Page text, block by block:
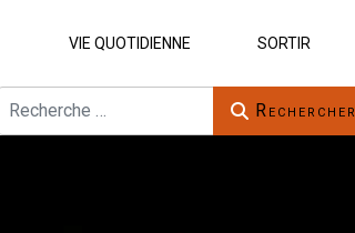
VIE QUOTIDIENNE SORTIR
Rechercher